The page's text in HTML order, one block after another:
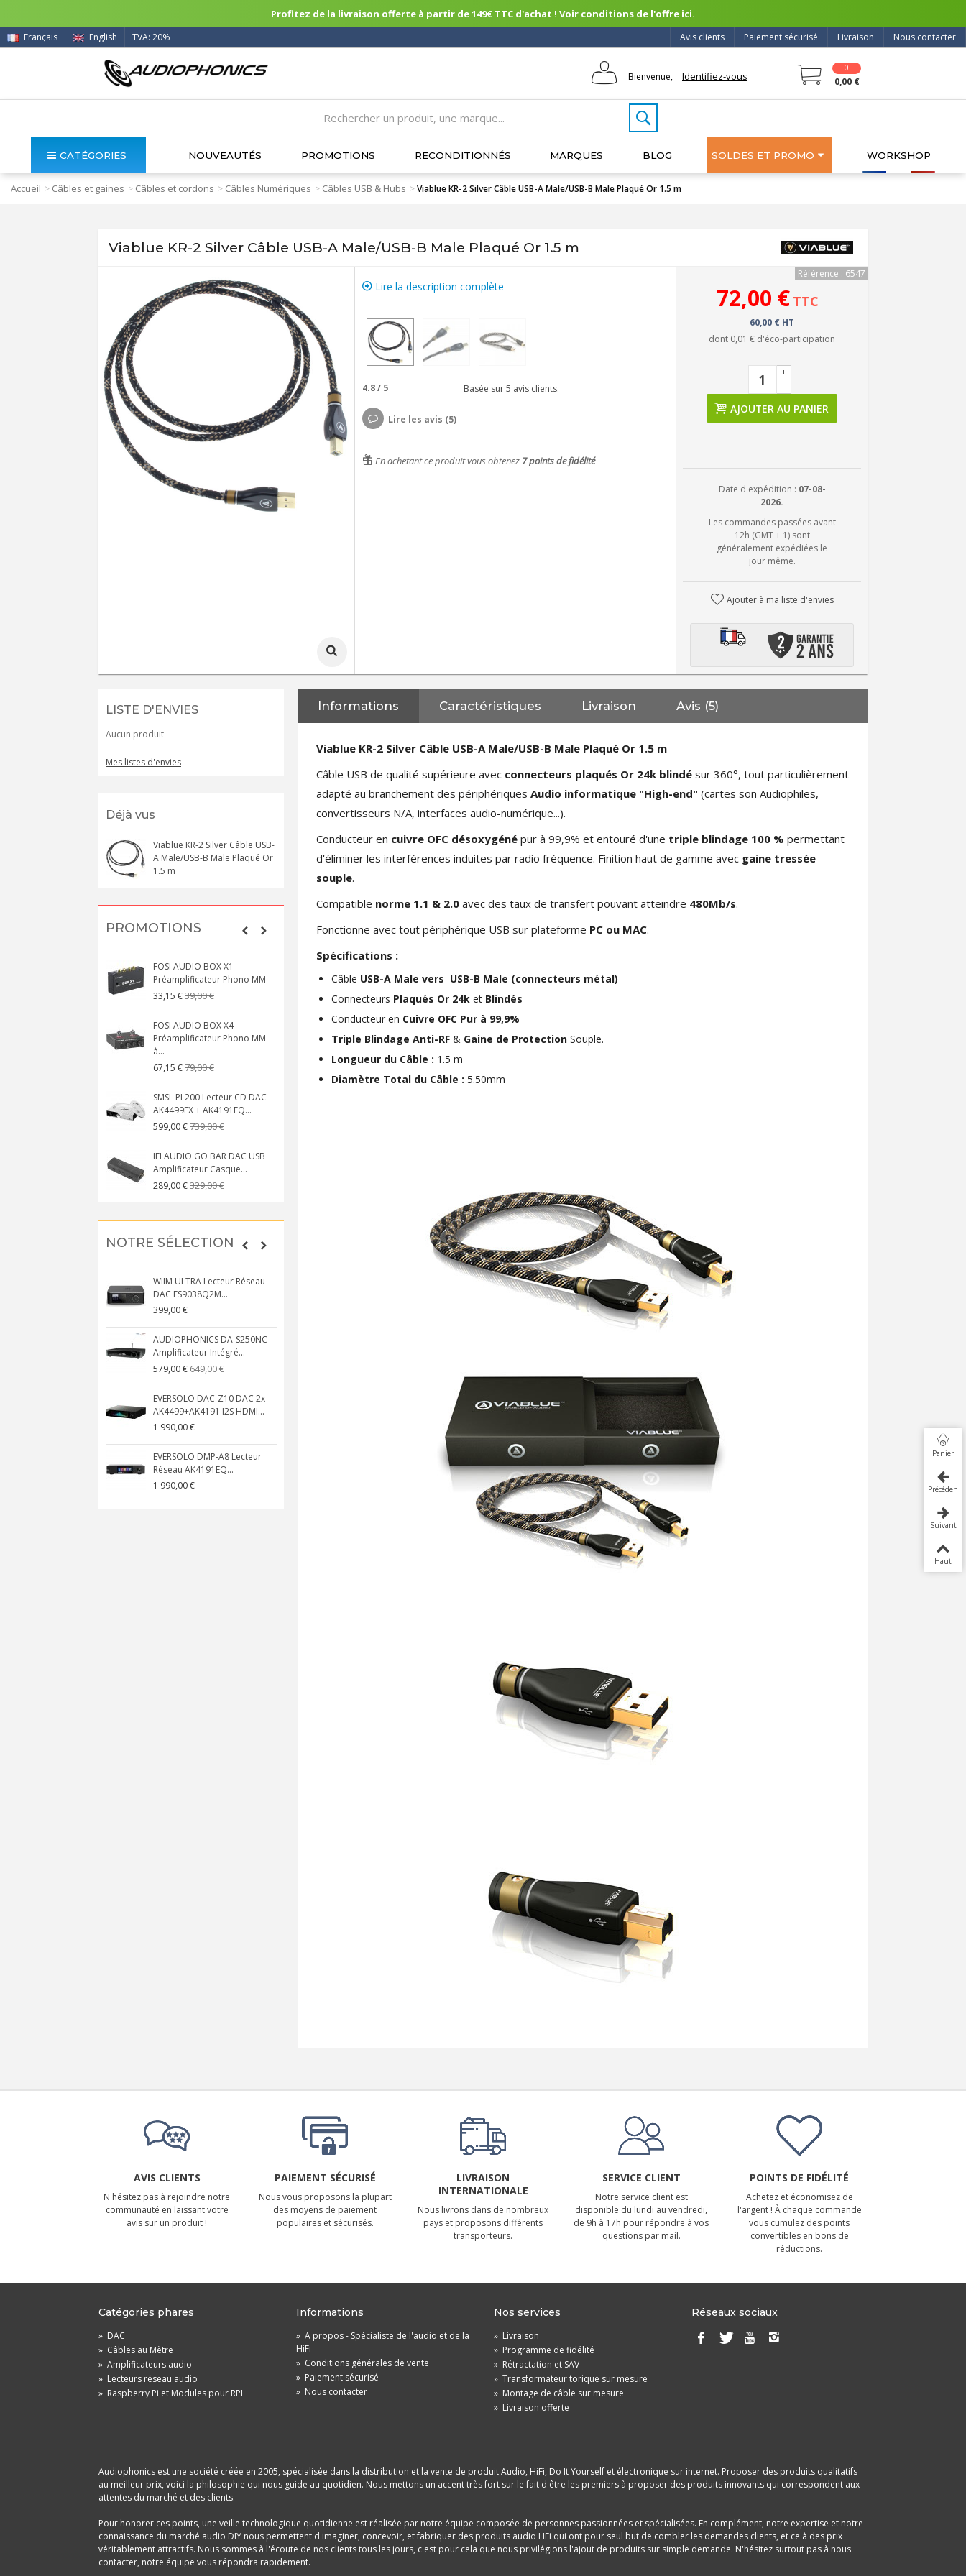
Profitez de la livraison offerte à partir de 149€ TTC d'achat ! Voir conditions de l'offre ici.
Nous contacter
Livraison
Paiement sécurisé
Avis clients
Français English TVA: 20%
Bienvenue, Identifiez-vous
0
0,00 €
CATÉGORIES NOUVEAUTÉS PROMOTIONS RECONDITIONNÉS MARQUES BLOG SOLDES ET PROMO WORKSHOP
Accueil > Câbles et gaines > Câbles et cordons > Câbles Numériques > Câbles USB & Hubs >Viablue KR-2 Silver Câble USB-A Male/USB-B Male Plaqué Or 1.5 m
Viablue KR-2 Silver Câble USB-A Male/USB-B Male Plaqué Or 1.5 m
Lire la description complète
4.8/ 5 Basée sur5 avis clients.
Lire les avis (5)
En achetant ce produit vous obtenez 7points de fidélité
Référence : 6547
72,00 € TTC
60,00 € HT
dont 0,01 € d'éco-participation
-
+
AJOUTER AU PANIER
Date d'expédition : 07-08-
2026.
Les commandes passées avant
12h (GMT + 1) sont
généralement expédiées le
jour même.
Ajouter à ma liste d'envies
LISTE D'ENVIES
Aucun produit
Mes listes d'envies
Déjà vus
Viablue KR-2 Silver Câble USB-
A Male/USB-B Male Plaqué Or
1.5 m
PROMOTIONS
FOSI AUDIO BOX X1
Préamplificateur Phono MM
33,15 €39,00 €
FOSI AUDIO BOX X4
Préamplificateur Phono MM
à...
67,15 €79,00 €
SMSL PL200 Lecteur CD DAC
AK4499EX + AK4191EQ...
599,00 €739,00 €
IFI AUDIO GO BAR DAC USB
Amplificateur Casque...
289,00 €329,00 €
XLR Femelle 3 Pôles...
4,30 €4,95 €
[GRADE B] DAYTON AUDIO
MKSX4 Enceinte Subwoofer...
149,00 €179,90 €
AUDIOPHONICS DA-S250NC
NOTRE SÉLECTION
WIIM ULTRA Lecteur Réseau
DAC ES9038Q2M...
399,00 €
AUDIOPHONICS DA-S250NC
Amplificateur Intégré...
579,00 €649,00 €
EVERSOLO DAC-Z10 DAC 2x
AK4499+AK4191 I2S HDMI...
1 990,00 €
EVERSOLO DMP-A8 Lecteur
Réseau AK4191EQ...
1 990,00 €
Informations Caractéristiques Livraison Avis (5)
Viablue KR-2 Silver Câble USB-A Male/USB-B Male Plaqué Or 1.5 m
Câble USB de qualité supérieure avec connecteurs plaqués Or 24k blindé sur 360°, tout particulièrement
adapté au branchement des périphériquesAudio informatique "High-end" (cartes son Audiophiles,
convertisseurs N/A, interfaces audio-numérique...).
Conducteur en cuivre OFC désoxygéné pur à 99,9% et entouré d'une triple blindage 100 %permettant
d'éliminer les interférences induites par radio fréquence. Finition haut de gamme avec gaine tressée
souple.
Compatible norme 1.1 & 2.0 avec des taux de transfert pouvant atteindre 480Mb/s.
Fonctionne avec tout périphérique USB sur plateforme PC ou MAC.
Spécifications :
Câble USB-A Male vers USB-B Male (connecteurs métal)
Connecteurs Plaqués Or 24k et Blindés
Conducteur en Cuivre OFC Pur à 99,9%
Triple Blindage Anti-RF & Gaine de Protection Souple.
Longueur du Câble : 1.5 m
Diamètre Total du Câble :5.50mm
AVIS CLIENTS
N'hésitez pas à rejoindre notre
communauté en laissant votre
avis sur un produit !
PAIEMENT SÉCURISÉ
Nous vous proposons la plupart
des moyens de paiement
populaires et sécurisés.
LIVRAISON
INTERNATIONALE
Nous livrons dans de nombreux
pays et proposons différents
transporteurs.
SERVICE CLIENT
Notre service client est
disponible du lundi au vendredi,
de 9h à 17h pour répondre à vos
questions par mail.
POINTS DE FIDÉLITÉ
Achetez et économisez de
l'argent ! À chaque commande
vous cumulez des points
convertibles en bons de
réductions.
Catégories phares
» DAC
» Câbles au Mètre
» Amplificateurs audio
» Lecteurs réseau audio
» Raspberry Pi et Modules pour RPI
Informations
» A propos - Spécialiste de l'audio et de la
HiFi
» Conditions générales de vente
» Paiement sécurisé
» Nous contacter
Nos services
» Livraison
» Programme de fidélité
» Rétractation et SAV
» Transformateur torique sur mesure
» Montage de câble sur mesure
» Livraison offerte
Réseaux sociaux
Audiophonics est une société créée en 2005, spécialisée dans la distribution et la vente de produit Audio, HiFi, Do It Yourself et électronique sur internet. Proposer des produits qualitatifs
au meilleur prix, voici la philosophie qui nous guide au quotidien. Nous mettons un accent très fort sur le fait d'être les premiers à proposer des produits innovants qui correspondent aux
attentes du marché et des clients.
Pour honorer ces points, une veille technologique quotidienne est réalisée par notre équipe composée de personnes passionnées et spécialisées. En complément, notre expertise et notre
connaissance du marché audio DIY nous permettent d'imaginer, concevoir, et fabriquer des produits audio HFi qui ont pour seul but de combler les demandes clients, et ce à des prix
véritablement attractifs. Nous sommes à l'écoute de nos clients tous les jours, c'est pour cela que nous privilégions l'ajout de produits sur simple demande. N'hésitez surtout pas à nous
contacter, notre équipe vous répondra rapidement.
Panier
Précédent
Suivant
Haut